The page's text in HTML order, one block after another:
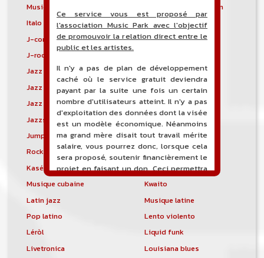
Musique irlandaise
Rock progressif italien
Italo Disco
Italo house
J-core
J-pop
J-rock
Jazz blues
Jazz modal
Jazz Nouvelle-Orléans
Jazz punk
Jazz vocal
Jazz-funk
Jazzstep
Jersey club
Jump blues
Jump-up
Rock canadien
Kansas City blues
Kasékò
Kizomba
Musique cubaine
Kwaito
Latin jazz
Musique latine
Pop latino
Lento violento
Léròl
Liquid funk
Livetronica
Louisiana blues
Ce service vous est proposé par
l'association Music Park avec l'objectif
de promouvoir la relation direct entre le
public et les artistes.
Il n'y a pas de plan de développement
caché où le service gratuit deviendra
payant par la suite une fois un certain
nombre d'utilisateurs atteint. Il n'y a pas
d'exploitation des données dont la visée
est un modèle économique. Néanmoins
ma grand mère disait tout travail mérite
salaire, vous pourrez donc, lorsque cela
sera proposé, soutenir financièrement le
projet en faisant un don. Ceci permettra
de financer l'hébergement, le nom de
de développement du site, et peut-être
une campagne de communication. Il va
comptabilité sera totalement publique
visible directement sur le site.